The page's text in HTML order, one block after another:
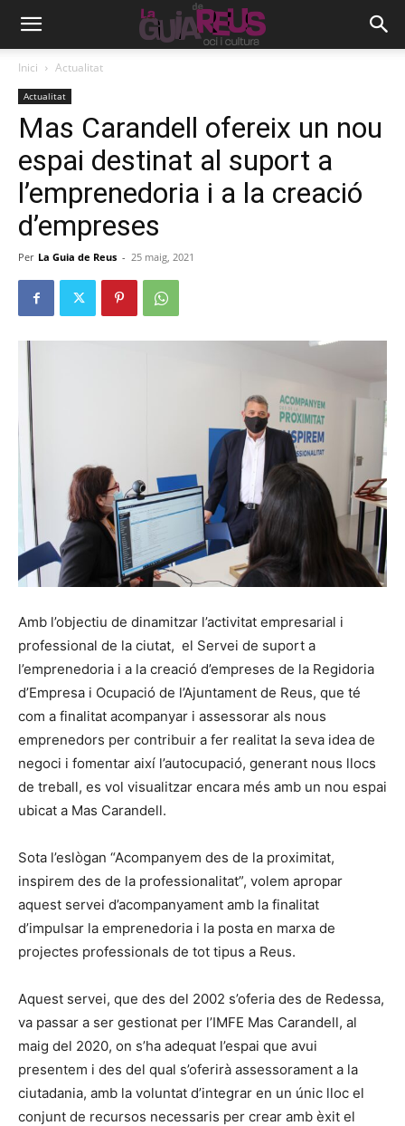
Inici Actualitat
Actualitat
Mas Carandell ofereix un nou
espai destinat al suport a
l’emprenedoria i a la creació
d’empreses
Per La Guia de Reus - 25 maig, 2021
Amb l’objectiu de dinamitzar l’activitat empresarial i
professional de la ciutat, el Servei de suport a
l’emprenedoria i a la creació d’empreses de la Regidoria
d’Empresa i Ocupació de l’Ajuntament de Reus, que té
com a finalitat acompanyar i assessorar als nous
emprenedors per contribuir a fer realitat la seva idea de
negoci i fomentar així l’autocupació, generant nous llocs
de treball, es vol visualitzar encara més amb un nou espai
ubicat a Mas Carandell.
Sota l’eslògan “Acompanyem des de la proximitat,
inspirem des de la professionalitat”, volem apropar
aquest servei d’acompanyament amb la finalitat
d’impulsar la emprenedoria i la posta en marxa de
projectes professionals de tot tipus a Reus.
Aquest servei, que des del 2002 s’oferia des de Redessa,
va passar a ser gestionat per l’IMFE Mas Carandell, al
maig del 2020, on s’ha adequat l’espai que avui
presentem i des del qual s’oferirà assessorament a la
ciutadania, amb la voluntat d’integrar en un únic lloc el
conjunt de recursos necessaris per crear amb èxit el